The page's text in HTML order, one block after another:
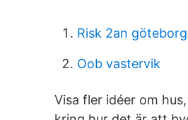
Risk 2an göteborg
Oob vastervik
Visa fler idéer om